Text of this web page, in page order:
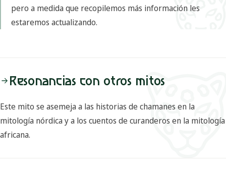
pero a medida que recopilemos más información les
estaremos actualizando.
Resonancias con otros mitos
Este mito se asemeja a las historias de chamanes en la
mitología nórdica y a los cuentos de curanderos en la mitología
africana.